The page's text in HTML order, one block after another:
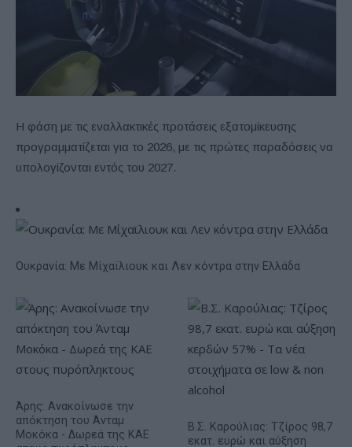
Η φάση με τις εναλλακτικές προτάσεις εξατομίκευσης
προγραμματίζεται για το 2026, με τις πρώτες παραδόσεις να
υπολογίζονται εντός του 2027.
Ουκρανία: Με Μίχαϊλιουκ και Λεν κόντρα στην Ελλάδα
Άρης: Ανακοίνωσε την
απόκτηση του Άνταμ
Μοκόκα - Δωρεά της ΚΑΕ
Β.Σ. Καρούλιας: Τζίρος 98,7
εκατ. ευρώ και αύξηση